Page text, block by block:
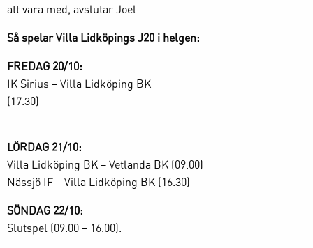
att vara med, avslutar Joel.
Så spelar Villa Lidköpings J20 i helgen:
FREDAG 20/10:
IK Sirius – Villa Lidköping BK
(17.30)
LÖRDAG 21/10:
Villa Lidköping BK – Vetlanda BK (09.00)
Nässjö IF – Villa Lidköping BK (16.30)
SÖNDAG 22/10:
Slutspel (09.00 – 16.00).